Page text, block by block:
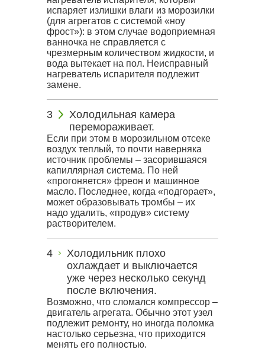
испаряет излишки влаги из морозилки
(для агрегатов с системой «ноу
фрост»): в этом случае водоприемная
ванночка не справляется с
чрезмерным количеством жидкости, и
вода вытекает на пол. Неисправный
нагреватель испарителя подлежит
замене.
Холодильная камера
перемораживает.
Если при этом в морозильном отсеке
воздух теплый, то почти наверняка
источник проблемы – засорившаяся
капиллярная система. По ней
«прогоняется» фреон и машинное
масло. Последнее, когда «подгорает»,
может образовывать тромбы – их
надо удалить, «продув» систему
растворителем.
Холодильник плохо
охлаждает и выключается
уже через несколько секунд
после включения.
Возможно, что сломался компрессор –
двигатель агрегата. Обычно этот узел
подлежит ремонту, но иногда поломка
настолько серьезна, что приходится
менять его полностью.